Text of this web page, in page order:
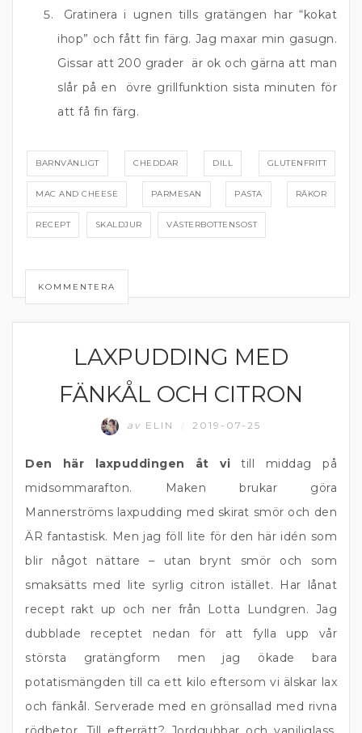
Gratinera i ugnen tills gratängen har “kokat
ihop” och fått fin färg. Jag maxar min gasugn.
Gissar att 200 grader är ok och gärna att man
slår på en övre grillfunktion sista minuten för
att få fin färg.
BARNVÄNLIGT CHEDDAR DILL GLUTENFRITT
MAC AND CHEESE PARMESAN PASTA RÄKOR
RECEPT SKALDJUR VÄSTERBOTTENSOST
KOMMENTERA
LAXPUDDING MED
FÄNKÅL OCH CITRON
av ELIN 2019-07-25
Den här laxpuddingen åt vi till middag på
midsommarafton. Maken brukar göra
Mannerströms laxpudding med skirat smör och den
ÄR fantastisk. Men jag föll lite för den här idén som
blir något nättare – utan brynt smör och som
smaksätts med lite syrlig citron istället. Har lånat
recept rakt up och ner från Lotta Lundgren. Jag
dubblade receptet nedan för att fylla upp vår
största gratängform men jag ökade bara
potatismängden till ca ett kilo eftersom vi älskar lax
och fänkål. Serverade med en grönsallad med rivna